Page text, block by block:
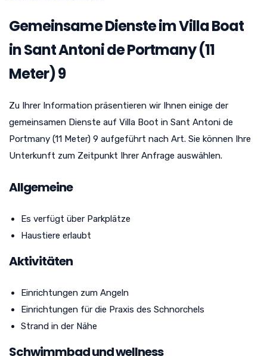
Gemeinsame Dienste im Villa Boat
in Sant Antoni de Portmany (11
Meter) 9
Zu Ihrer Information präsentieren wir Ihnen einige der
gemeinsamen Dienste auf Villa Boot in Sant Antoni de
Portmany (11 Meter) 9 aufgeführt nach Art. Sie können Ihre
Unterkunft zum Zeitpunkt Ihrer Anfrage auswählen.
Allgemeine
Es verfügt über Parkplätze
Haustiere erlaubt
Aktivitäten
Einrichtungen zum Angeln
Einrichtungen für die Praxis des Schnorchels
Strand in der Nähe
Schwimmbad und wellness